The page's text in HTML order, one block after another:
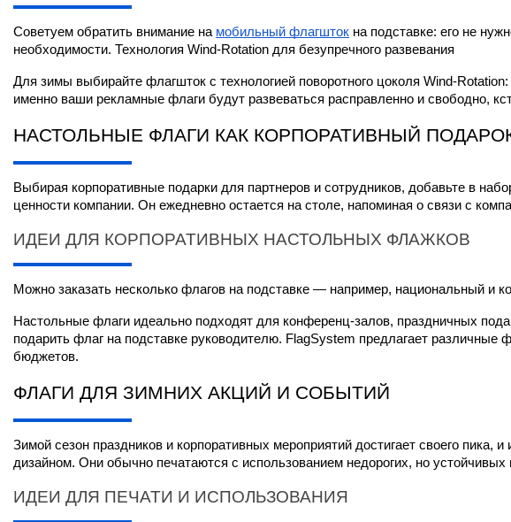
Советуем обратить внимание на мобильный флагшток на подставке: его не
необходимости. Технология Wind-Rotation для безупречного развевания
Для зимы выбирайте флагшток с технологией поворотного цоколя Wind-
именно ваши рекламные флаги будут развеваться расправленно и свободно,
НАСТОЛЬНЫЕ ФЛАГИ КАК КОРПОРАТИВНЫЙ
Выбирая корпоративные подарки для партнеров и сотрудников, добавьте в
ценности компании. Он ежедневно остается на столе, напоминая о связи с
ИДЕИ ДЛЯ КОРПОРАТИВНЫХ НАСТОЛЬНЫХ ФЛАЖКОВ
Можно заказать несколько флагов на подставке — например, национальный и
Настольные флаги идеально подходят для конференц-залов, праздничных
подарить флаг на подставке руководителю. FlagSystem предлагает
бюджетов.
ФЛАГИ ДЛЯ ЗИМНИХ АКЦИЙ И СОБЫТИЙ
Зимой сезон праздников и корпоративных мероприятий достигает своего
дизайном. Они обычно печатаются с использованием недорогих, но
ИДЕИ ДЛЯ ПЕЧАТИ И ИСПОЛЬЗОВАНИЯ